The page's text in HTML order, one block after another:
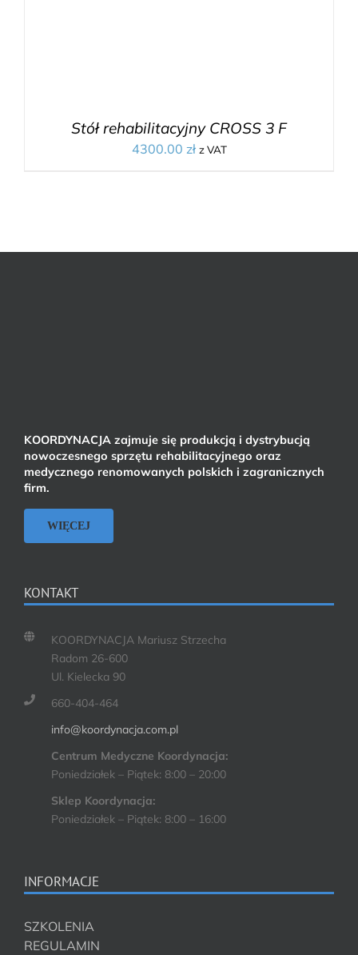
Stół rehabilitacyjny CROSS 3 F
4300.00 zł z VAT
KOORDYNACJA zajmuje się produkcją i dystrybucją
nowoczesnego sprzętu rehabilitacyjnego oraz
medycznego renomowanych polskich i zagranicznych
firm.
WIĘCEJ
KONTAKT
KOORDYNACJA Mariusz Strzecha
Radom 26-600
Ul. Kielecka 90
660-404-464
info@koordynacja.com.pl
Centrum Medyczne Koordynacja:
Poniedziałek – Piątek: 8:00 – 20:00
Sklep Koordynacja:
Poniedziałek – Piątek: 8:00 – 16:00
INFORMACJE
SZKOLENIA
REGULAMIN